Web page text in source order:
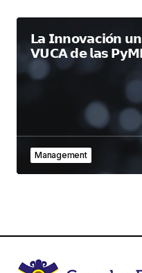
𝗟𝗮 𝗜𝗻𝗻𝗼𝘃𝗮𝗰𝗶𝗼́𝗻
𝗩𝗨𝗖𝗔 𝗱𝗲 𝗹𝗮𝘀
Management